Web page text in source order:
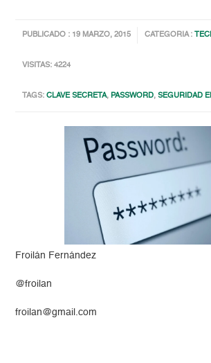
PUBLICADO : 19 MARZO, 2015 CATEGORIA :
VISITAS: 4224
TAGS:CLAVE SECRETA, PASSWORD,SEGURIDAD
Froilán Fernández
@froilan
froilan@gmail.com